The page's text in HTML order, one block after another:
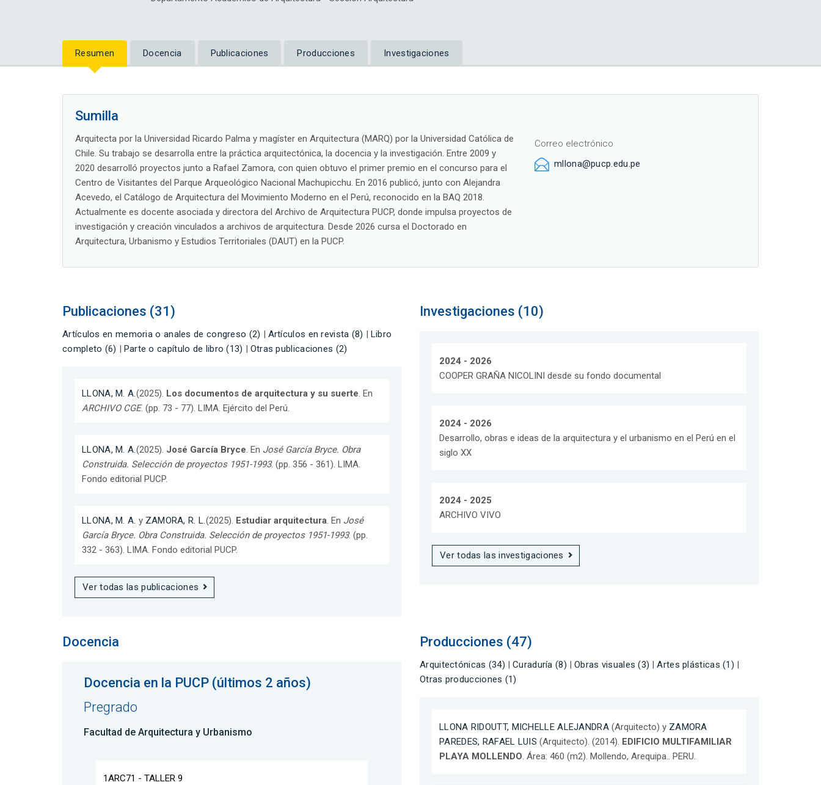
Resumen Docencia Publicaciones Producciones Investigaciones
Sumilla
Arquitecta por la Universidad Ricardo Palma y magíster en Arquitectura (MARQ) por la Universidad Católica de
Chile. Su trabajo se desarrolla entre la práctica arquitectónica, la docencia y la investigación. Entre 2009 y
2020 desarrolló proyectos junto a Rafael Zamora, con quien obtuvo el primer premio en el concurso para el
Centro de Visitantes del Parque Arqueológico Nacional Machupicchu. En 2016 publicó, junto con Alejandra
Acevedo, el Catálogo de Arquitectura del Movimiento Moderno en el Perú, reconocido en la BAQ 2018.
Actualmente es docente asociada y directora del Archivo de Arquitectura PUCP, donde impulsa proyectos de
investigación y creación vinculados a archivos de arquitectura. Desde 2026 cursa el Doctorado en
Arquitectura, Urbanismo y Estudios Territoriales (DAUT) en la PUCP.
Correo electrónico
mllona@pucp.edu.pe
Publicaciones (31)
Artículos en memoria o anales de congreso (2) Artículos en revista (8)
Libro
completo (6)
Parte o capítulo de libro (13) Otras publicaciones (2)
LLONA, M. A.(2025). Los documentos de arquitectura y su suerte. En
ARCHIVO CGE. (pp. 73 - 77). LIMA. Ejército del Perú.
LLONA, M. A.(2025). José García Bryce. En José García Bryce. Obra
Construida. Selección de proyectos 1951-1993. (pp. 356 - 361). LIMA.
Fondo editorial PUCP.
LLONA, M. A. y ZAMORA, R. L.(2025). Estudiar arquitectura. En José
García Bryce. Obra Construida. Selección de proyectos 1951-1993. (pp.
332 - 363). LIMA. Fondo editorial PUCP.
Ver todas las publicaciones
Investigaciones (10)
2024 - 2026
COOPER GRAÑA NICOLINI desde su fondo documental
2024 - 2026
Desarrollo, obras e ideas de la arquitectura y el urbanismo en el Perú en el
siglo XX
2024 - 2025
ARCHIVO VIVO
Ver todas las investigaciones
Docencia
Docencia en la PUCP (últimos 2 años)
Pregrado
Facultad de Arquitectura y Urbanismo
1ARC71 - TALLER 9
Producciones (47)
Arquitectónicas (34) Curaduría (8) Obras visuales (3) |Artes plásticas (1)
Otras producciones (1)
LLONA RIDOUTT, MICHELLE ALEJANDRA(Arquitecto) y ZAMORA
PAREDES, RAFAEL LUIS (Arquitecto). (2014). EDIFICIO MULTIFAMILIAR
PLAYA MOLLENDO. Área: 460 (m2). Mollendo, Arequipa.. PERU.